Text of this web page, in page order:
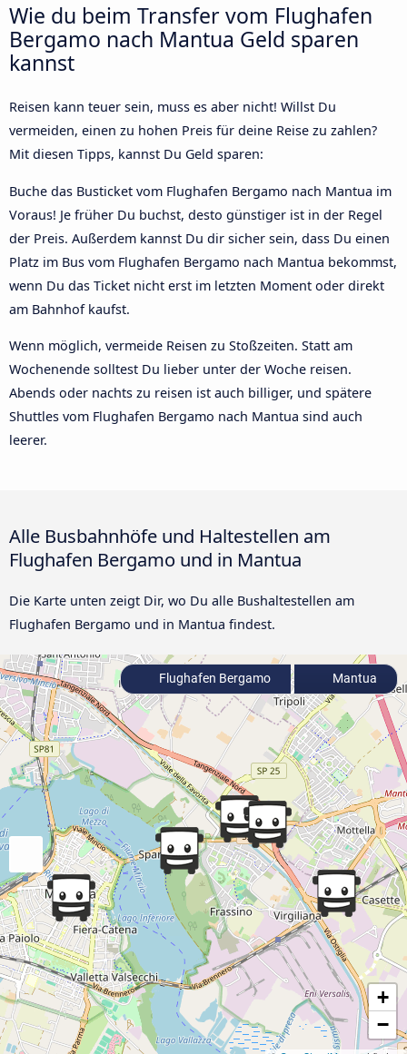
Wie du beim Transfer vom Flughafen
Bergamo nach Mantua Geld sparen
kannst
Reisen kann teuer sein, muss es aber nicht! Willst Du
vermeiden, einen zu hohen Preis für deine Reise zu zahlen?
Mit diesen Tipps, kannst Du Geld sparen:
Buche das Busticket vom Flughafen Bergamo nach Mantua im
Voraus! Je früher Du buchst, desto günstiger ist in der Regel
der Preis. Außerdem kannst Du dir sicher sein, dass Du einen
Platz im Bus vom Flughafen Bergamo nach Mantua bekommst,
wenn Du das Ticket nicht erst im letzten Moment oder direkt
am Bahnhof kaufst.
Wenn möglich, vermeide Reisen zu Stoßzeiten. Statt am
Wochenende solltest Du lieber unter der Woche reisen.
Abends oder nachts zu reisen ist auch billiger, und spätere
Shuttles vom Flughafen Bergamo nach Mantua sind auch
leerer.
Alle Busbahnhöfe und Haltestellen am
Flughafen Bergamo und in Mantua
Die Karte unten zeigt Dir, wo Du alle Bushaltestellen am
Flughafen Bergamo und in Mantua findest.
+
−
Flughafen Bergamo Mantua